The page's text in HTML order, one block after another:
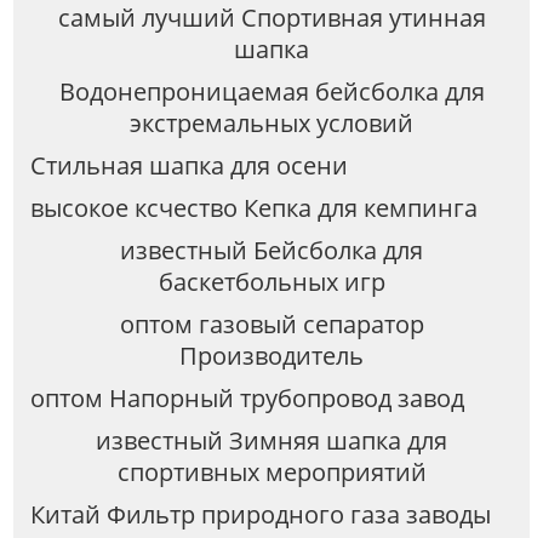
самый лучший Спортивная утинная
шапка
Водонепроницаемая бейсболка для
экстремальных условий
Стильная шапка для осени
высокое ксчество Кепка для кемпинга
известный Бейсболка для
баскетбольных игр
оптом газовый сепаратор
Производитель
оптом Напорный трубопровод завод
известный Зимняя шапка для
спортивных мероприятий
Китай Фильтр природного газа заводы